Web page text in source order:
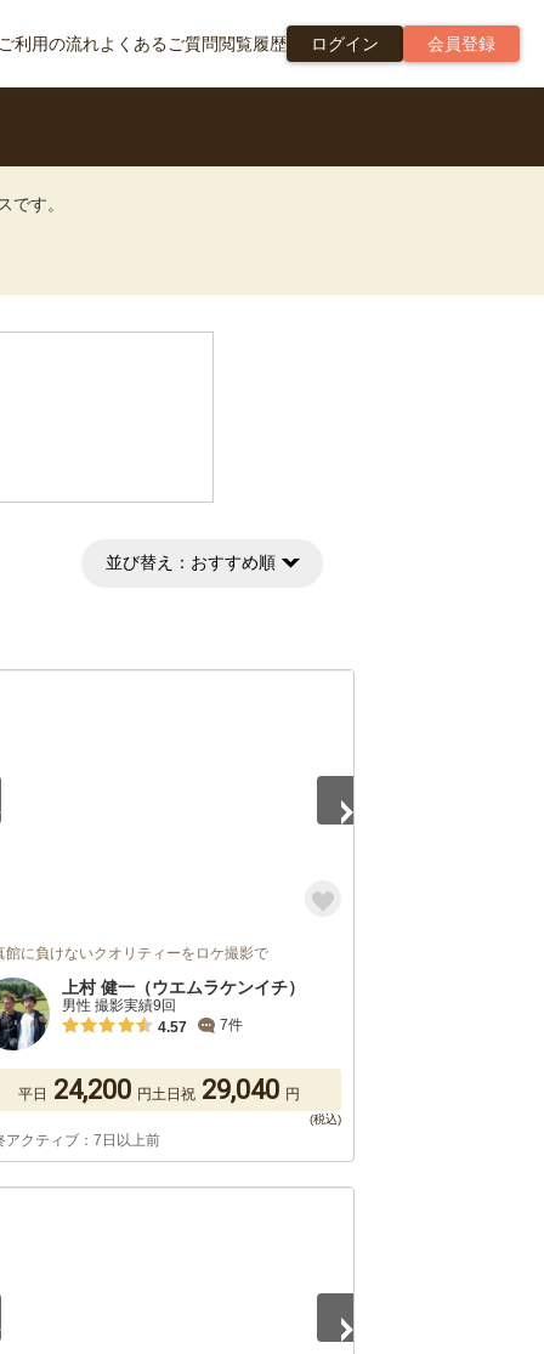
ご利用の流れよくあるご質問閲覧履歴 ログイン 会員登録
です。
並び替え： おすすめ順
館に負けないクオリティーをロケ撮影で
上村 健一（ウエムラケンイチ）
男性 撮影実績9回
4.57
7件
平日 24,200 円土日祝 29,040 円
アクティブ：7日以上前